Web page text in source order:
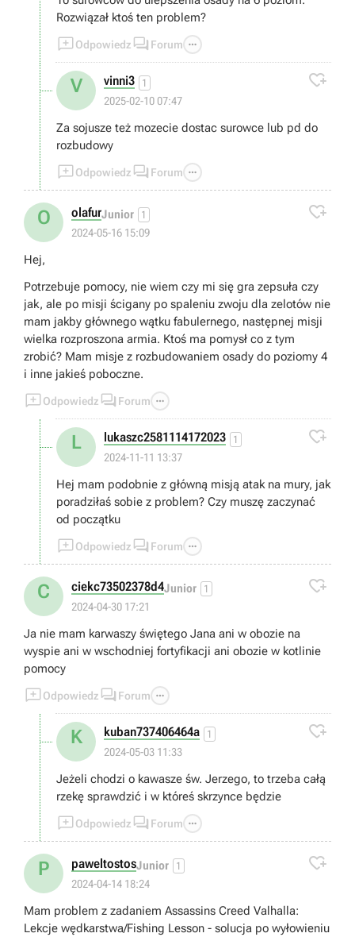
Rozwiązał ktoś ten problem?
Odpowiedz  Forum 
V vinni3 1
2025-02-10 07:47

Za sojusze też mozecie dostac surowce lub pd do
rozbudowy
Odpowiedz  Forum 
O olafurJunior 1
2024-05-16 15:09

Hej,
Potrzebuje pomocy, nie wiem czy mi się gra zepsuła czy
jak, ale po misji ścigany po spaleniu zwoju dla zelotów nie
mam jakby głównego wątku fabulernego, następnej misji
wielka rozproszona armia. Ktoś ma pomysł co z tym
zrobić? Mam misje z rozbudowaniem osady do poziomy 4
i inne jakieś poboczne.
Odpowiedz  Forum 
L lukaszc2581114172023 1
2024-11-11 13:37

Hej mam podobnie z główną misją atak na mury, jak
poradziłaś sobie z problem? Czy muszę zaczynać
od początku
Odpowiedz  Forum 
C ciekc73502378d4Junior 1
2024-04-30 17:21

Ja nie mam karwaszy świętego Jana ani w obozie na
wyspie ani w wschodniej fortyfikacji ani obozie w kotlinie
pomocy
Odpowiedz  Forum 
K kuban737406464a 1
2024-05-03 11:33

Jeżeli chodzi o kawasze św. Jerzego, to trzeba całą
rzekę sprawdzić i w któreś skrzynce będzie
Odpowiedz  Forum 
P paweltostosJunior 1
2024-04-14 18:24

Mam problem z zadaniem Assassins Creed Valhalla:
Lekcje wędkarstwa/Fishing Lesson - solucja po wyłowieniu